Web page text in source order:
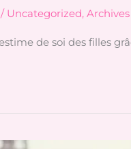
/ Uncategorized, Archives
de soi des filles